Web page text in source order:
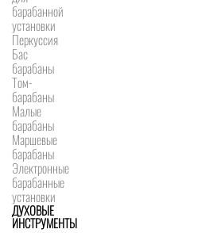
барабанной
установки
Перкуссия
Бас
барабаны
Том-
барабаны
Малые
барабаны
Маршевые
барабаны
Электронные
барабанные
установки
ДУХОВЫЕ
ИНСТРУМЕНТЫ